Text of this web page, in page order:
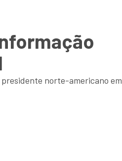
norte-americano em